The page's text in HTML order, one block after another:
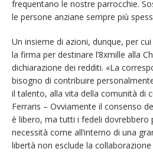
frequentano le nostre parrocchie.
le persone anziane sempre più
Un insieme di azioni, dunque, per
la firma per destinare l’8xmille alla
dichiarazione dei redditi. «La
bisogno di contribuire
il talento, alla vita della comunità di
Ferraris – Ovviamente il consenso
è libero, ma tutti i fedeli dovrebbero
necessità come all’interno di una
libertà non esclude la